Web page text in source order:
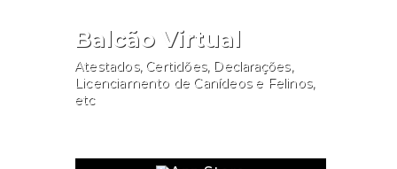
Balcão Virtual
Atestados, Certidões, Declarações,
Licenciamento de Canídeos e Felinos,
etc